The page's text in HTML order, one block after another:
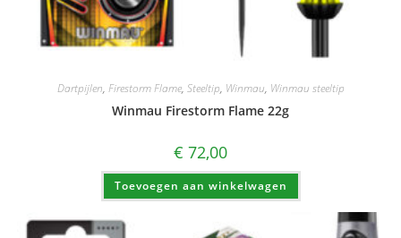
Dartpijlen, Firestorm Flame, Steeltip, Winmau, Winmau steeltip
Winmau Firestorm Flame 22g
€ 72,00
Toevoegen aan winkelwagen